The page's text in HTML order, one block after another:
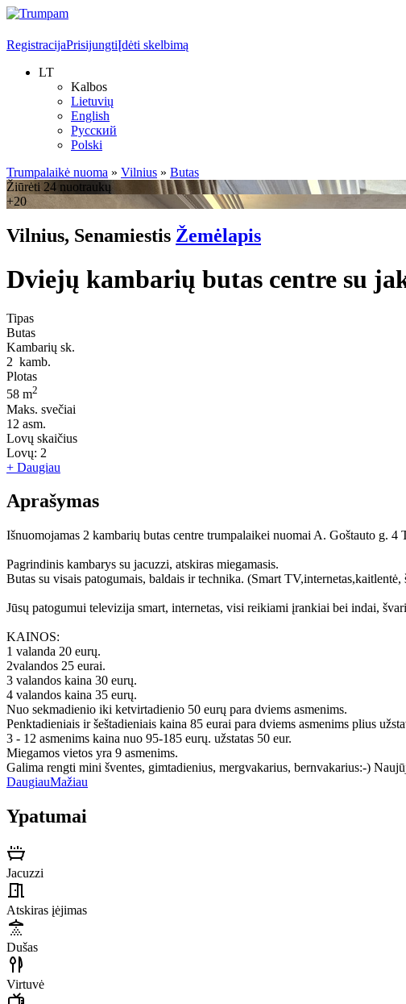
RegistracijaPrisijungtiĮdėti skelbimą
LT
Kalbos
Lietuvių
English
Русский
Polski
Trumpalaikė nuoma » Vilnius » Butas
Žiūrėti 24 nuotraukų
+20
Vilnius, Senamiestis Žemėlapis
Dviejų kambarių butas centre su
Tipas
Butas
Kambarių sk.
2 kamb.
Plotas
58 m2
Maks. svečiai
12 asm.
Lovų skaičius
Lovų: 2
+ Daugiau
Aprašymas
Išnuomojamas 2 kambarių butas centre trumpalaikei nuomai A. Goštauto g.
Pagrindinis kambarys su jacuzzi, atskiras miegamasis.
Butas su visais patogumais, baldais ir technika. (Smart
Jūsų patogumui televizija smart, internetas, visi reikiami įrankiai bei indai,
KAINOS:
1 valanda 20 eurų.
2valandos 25 eurai.
3 valandos kaina 30 eurų.
4 valandos kaina 35 eurų.
Nuo sekmadienio iki ketvirtadienio 50 eurų para dviems asmenims.
Penktadieniais ir šeštadieniais kaina 85 eurai para dviems asmenims plius
3 - 12 asmenims kaina nuo 95-185 eurų. užstatas 50 eur.
Miegamos vietos yra 9 asmenims.
Galima rengti mini šventes, gimtadienius, mergvakarius, bernvakarius:-)
DaugiauMažiau
Ypatumai
Jacuzzi
Atskiras įėjimas
Dušas
Virtuvė